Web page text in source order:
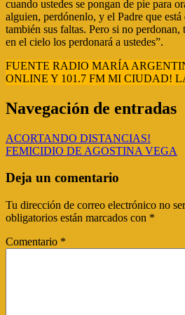
cuando ustedes se pongan de pie para
alguien, perdónenlo, y el Padre que
también sus faltas. Pero si no perdonan,
en el cielo los perdonará a ustedes”.
FUENTE RADIO MARÍA
ONLINE Y 101.7 FM MI CIUDAD!
Navegación de entradas
ACORTANDO DISTANCIAS!
FEMICIDIO DE AGOSTINA VEGA
Deja un comentario
Tu dirección de correo electrónico no
obligatorios están marcados con *
Comentario *